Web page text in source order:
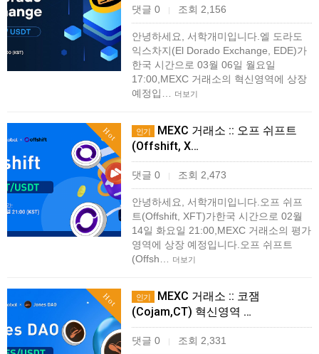
댓글 0 | 조회 2,156
안녕하세요, 서학개미입니다.엘 도라도
익스차지(El Dorado Exchange, EDE)가
한국 시간으로 03월 06일 월요일
17:00,MEXC 거래소의 혁신영역에 상장
예정입…
더보기
Hot 인기
MEXC 거래소 :: 오프 쉬프트
(Offshift, X…
댓글 0 | 조회 2,473
안녕하세요, 서학개미입니다.오프 쉬프
트(Offshift, XFT)가한국 시간으로 02월
14일 화요일 21:00,MEXC 거래소의 평가
영역에 상장 예정입니다.오프 쉬프트
(Offsh…
더보기
Hot 인기
MEXC 거래소 :: 코잼
(Cojam,CT) 혁신영역 …
댓글 0 | 조회 2,331